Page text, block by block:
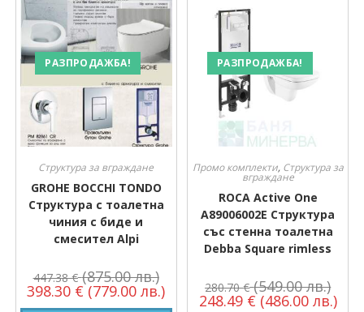
РАЗПРОДАЖБА!
Структура за вграждане
GROHE BOCCHI TONDO
Структура с тоалетна
чиния с биде и
смесител Alpi
447.38€ (875.00 лв.)
398.30 € (779.00 лв.)
РАЗПРОДАЖБА!
Промо комплекти, Структура за
вграждане
ROCA Active One
A89006002E Структура
със стенна тоалетна
Debba Square rimless
280.70€ (549.00 лв.)
248.49 € (486.00 лв.)